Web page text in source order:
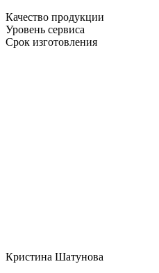
Качество продукции
Уровень сервиса
Срок изготовления
Кристина Шатунова